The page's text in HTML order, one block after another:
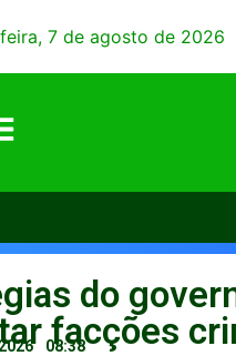
7 de agosto de 2026
do
facções
08:38